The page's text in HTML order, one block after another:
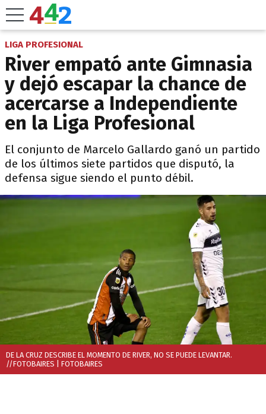
LIGA PROFESIONAL
River empató ante Gimnasia
y dejó escapar la chance de
acercarse a Independiente
en la Liga Profesional
El conjunto de Marcelo Gallardo ganó un partido
de los últimos siete partidos que disputó, la
defensa sigue siendo el punto débil.
DE LA CRUZ DESCRIBE EL MOMENTO DE RIVER, NO SE PUEDE LEVANTAR.
//FOTOBAIRES | FOTOBAIRES